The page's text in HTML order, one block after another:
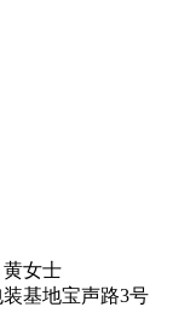
黄女士
基地宝声路3号